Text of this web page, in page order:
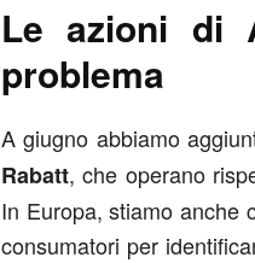
Le azioni di
problema
A giugno abbiamo
Rabatt, che operano
In Europa, stiamo anche
consumatori per